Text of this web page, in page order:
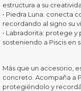
estructura a su
• Piedra Luna: conecta
recordando al signo su
• Labradorita: protege
sosteniendo a Piscis en
Más que un accesorio,
concreto. Acompaña a
protegiéndolo y